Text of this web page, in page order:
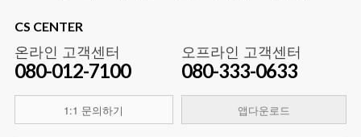
CS CENTER
온라인 고객센터
080-012-7100
1:1 문의하기
오프라인 고객센터
080-333-0633
앱다운로드